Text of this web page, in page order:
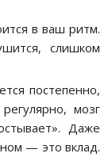
в ваш ритм.
слишком
постепенно,
мозг
Даже
— это вклад.